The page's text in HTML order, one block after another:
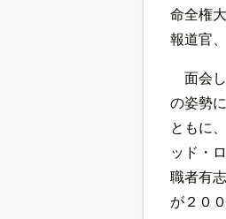
命全権
報道官
面会
の姿勢
ともに
ッド・
職者有
が２０